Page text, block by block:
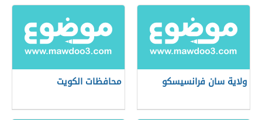
ولاية سان فرانسيسكو محافظات الكويت